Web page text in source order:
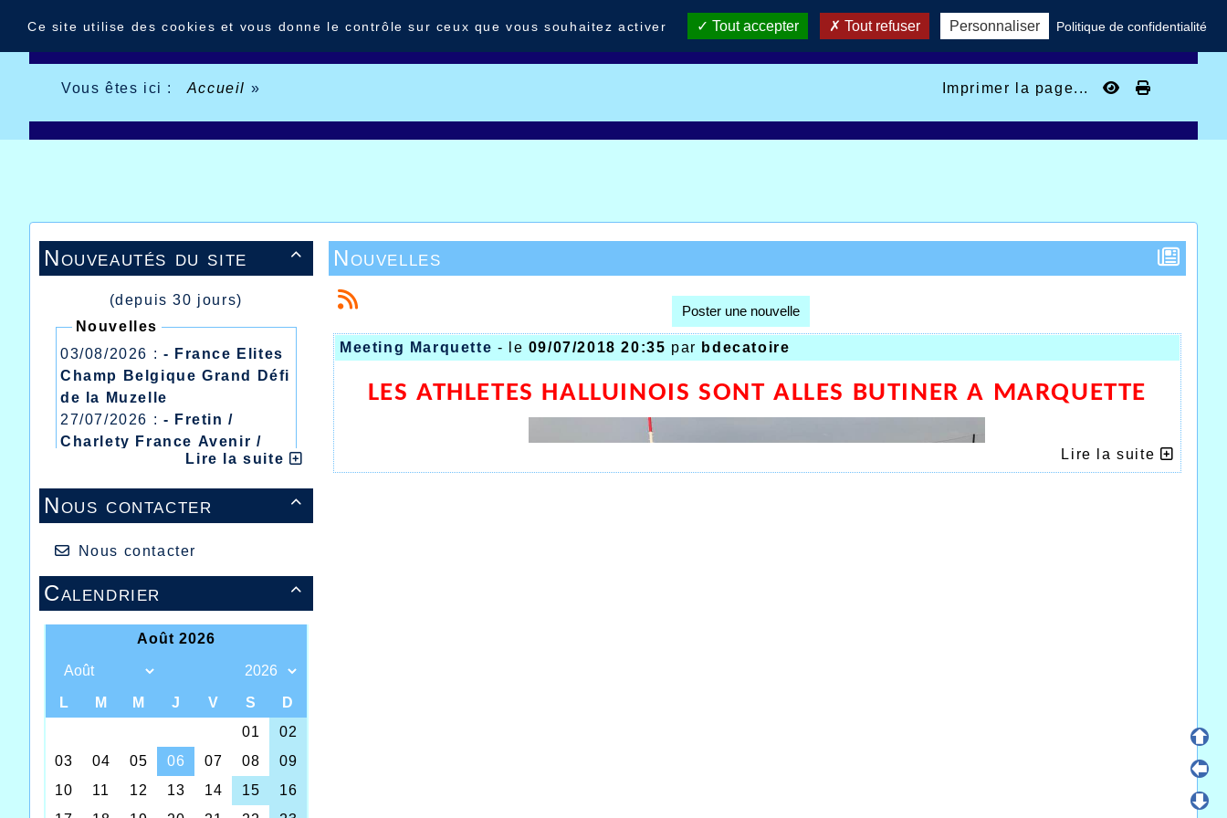
Vous êtes ici : Accueil » Imprimer la page...

Nouveautés du site
(depuis 30 jours)
Nouvelles
03/08/2026 : - France Elites
Champ Belgique Grand Défi
de la Muzelle
27/07/2026 : - Fretin /
Charlety France Avenir /
Heusden Zolder
20/07/2026 :- Courtrai /
Mont des Cats
Meeting Abeilles /
Régionaux /
Lire la suite

Nous contacter
Nous contacter

Calendrier
Nouvelles
Poster une nouvelle
Meeting Marquette - le 09/07/2018 20:35 par bdecatoire
LES ATHLETES HALLUINOIS SONT ALLES BUTINER A MARQUETTE
Lire la suite
Ce site utilise des cookies et vous donne le contrôle sur ceux que vous souhaitez activer Tout accepter Tout refuser Personnaliser Politique de confidentialité